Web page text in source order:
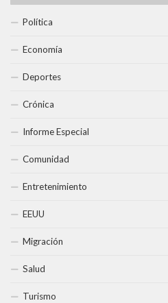
Política
Economía
Deportes
Crónica
Informe Especial
Comunidad
Entretenimiento
EEUU
Migración
Salud
Turismo